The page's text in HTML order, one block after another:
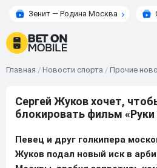
Зенит — Родина Москва
Главная / Новости спорта / Прочие
Сергей Жуков хочет,
блокировать фильм «Руки
Певец и друг голкипера
Жуков подал новый иск в